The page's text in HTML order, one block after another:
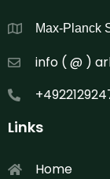
Max-Planck
info ( @ )
Links
Home